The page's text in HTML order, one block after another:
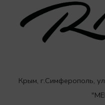
Крым, г.Симферополь,